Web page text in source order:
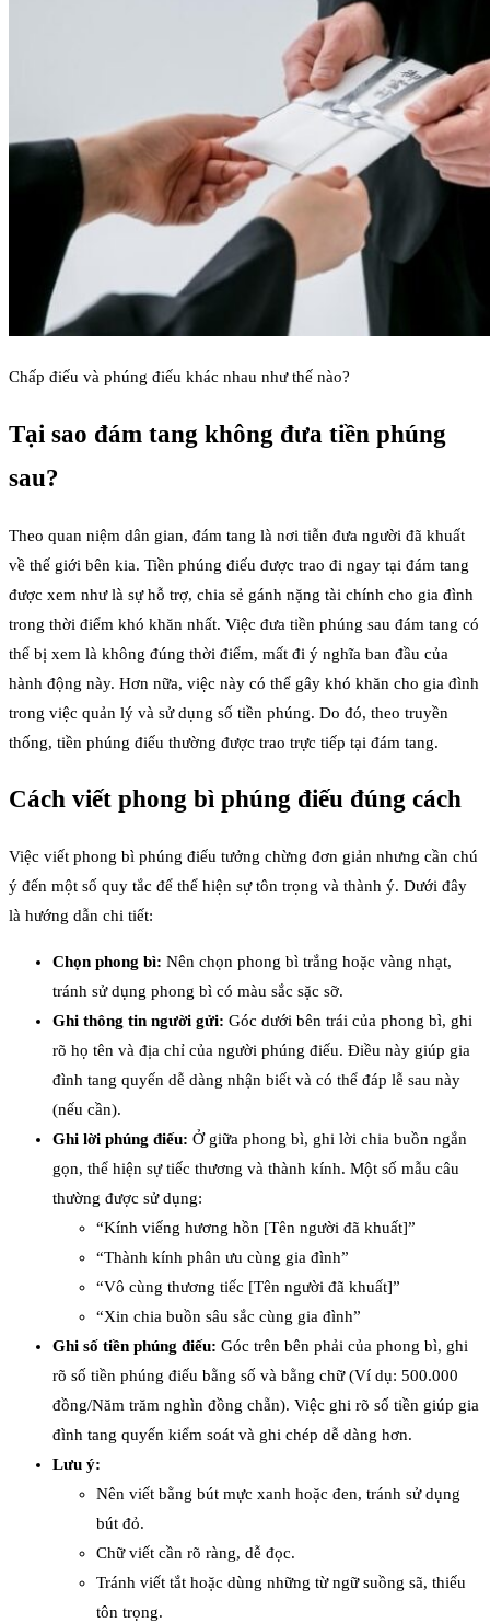
Chấp điếu và phúng điếu khác nhau như thế nào?
Tại sao đám tang không đưa tiền phúng
sau?
Theo quan niệm dân gian, đám tang là nơi tiễn đưa người đã khuất
về thế giới bên kia. Tiền phúng điếu được trao đi ngay tại đám tang
được xem như là sự hỗ trợ, chia sẻ gánh nặng tài chính cho gia đình
trong thời điểm khó khăn nhất. Việc đưa tiền phúng sau đám tang có
thể bị xem là không đúng thời điểm, mất đi ý nghĩa ban đầu của
hành động này. Hơn nữa, việc này có thể gây khó khăn cho gia đình
trong việc quản lý và sử dụng số tiền phúng. Do đó, theo truyền
thống, tiền phúng điếu thường được trao trực tiếp tại đám tang.
Cách viết phong bì phúng điếu đúng cách
Việc viết phong bì phúng điếu tưởng chừng đơn giản nhưng cần chú
ý đến một số quy tắc để thể hiện sự tôn trọng và thành ý. Dưới đây
là hướng dẫn chi tiết:
Chọn phong bì: Nên chọn phong bì trắng hoặc vàng nhạt,
tránh sử dụng phong bì có màu sắc sặc sỡ.
Ghi thông tin người gửi: Góc dưới bên trái của phong bì, ghi
rõ họ tên và địa chỉ của người phúng điếu. Điều này giúp gia
đình tang quyến dễ dàng nhận biết và có thể đáp lễ sau này
(nếu cần).
Ghi lời phúng điếu: Ở giữa phong bì, ghi lời chia buồn ngắn
gọn, thể hiện sự tiếc thương và thành kính. Một số mẫu câu
thường được sử dụng:
“Kính viếng hương hồn [Tên người đã khuất]”
“Thành kính phân ưu cùng gia đình”
“Vô cùng thương tiếc [Tên người đã khuất]”
“Xin chia buồn sâu sắc cùng gia đình”
Ghi số tiền phúng điếu: Góc trên bên phải của phong bì, ghi
rõ số tiền phúng điếu bằng số và bằng chữ (Ví dụ: 500.000
đồng/Năm trăm nghìn đồng chẵn). Việc ghi rõ số tiền giúp gia
đình tang quyến kiểm soát và ghi chép dễ dàng hơn.
Lưu ý:
Nên viết bằng bút mực xanh hoặc đen, tránh sử dụng
bút đỏ.
Chữ viết cần rõ ràng, dễ đọc.
Tránh viết tắt hoặc dùng những từ ngữ suồng sã, thiếu
tôn trọng.